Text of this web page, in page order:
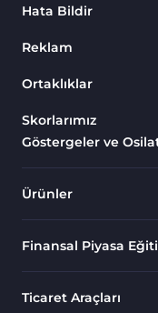
Bantlar ve
Kurumsal
MT4 için
Scalping
Hata Bildir
Reklam
Ortaklıklar
Skorlarımız
Göstergeler ve
Ürünler
Finansal Piyasa
Ticaret Araçları